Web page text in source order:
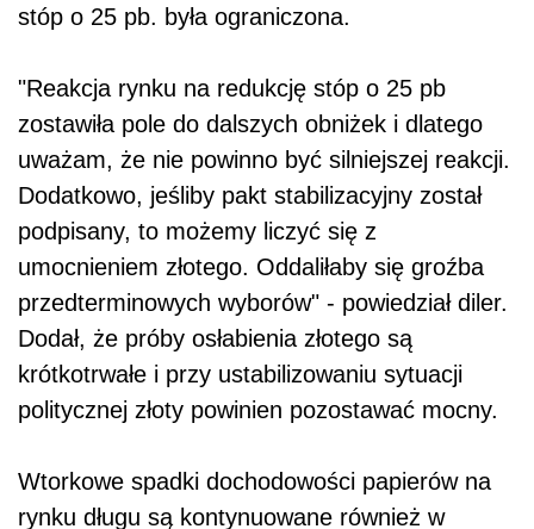
stóp o 25 pb. była ograniczona.
"Reakcja rynku na redukcję stóp o 25 pb
zostawiła pole do dalszych obniżek i dlatego
uważam, że nie powinno być silniejszej reakcji.
Dodatkowo, jeśliby pakt stabilizacyjny został
podpisany, to możemy liczyć się z
umocnieniem złotego. Oddaliłaby się groźba
przedterminowych wyborów" - powiedział diler.
Dodał, że próby osłabienia złotego są
krótkotrwałe i przy ustabilizowaniu sytuacji
politycznej złoty powinien pozostawać mocny.
Wtorkowe spadki dochodowości papierów na
rynku długu są kontynuowane również w